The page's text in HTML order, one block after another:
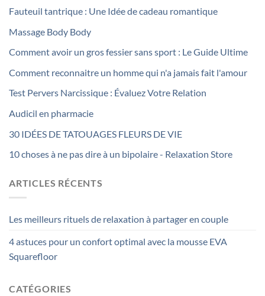
Fauteuil tantrique : Une Idée de cadeau romantique
Massage Body Body
Comment avoir un gros fessier sans sport : Le Guide Ultime
Comment reconnaitre un homme qui n'a jamais fait l'amour
Test Pervers Narcissique : Évaluez Votre Relation
Audicil en pharmacie
30 IDÉES DE TATOUAGES FLEURS DE VIE
10 choses à ne pas dire à un bipolaire - Relaxation Store
ARTICLES RÉCENTS
Les meilleurs rituels de relaxation à partager en couple
4 astuces pour un confort optimal avec la mousse EVA
Squarefloor
CATÉGORIES